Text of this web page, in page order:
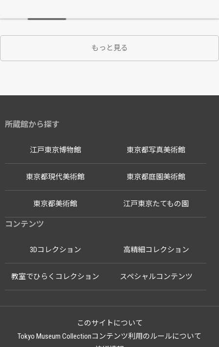
もっと見る
所蔵館から探す
江戸東京博物館
江戸東京たてもの園
東京都写真美術館
東京都現代美術館 東京都庭園美術館
東京都美術館
コンテンツ
3Dコレクション 高精細コレクション
教室でひらくコレクション スペシャルコンテンツ
このサイトについて
Tokyo Museum Collectionコンテンツ利用のルールについて